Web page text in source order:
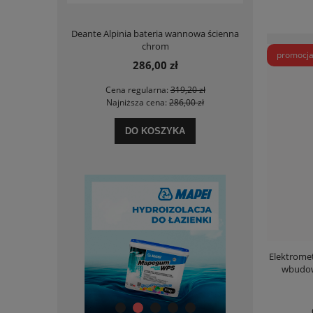
Deante Alpinia bateria wannowa ścienna
chrom
286,00 zł
Cena regularna:319,20 zł
Najniższa cena: 286,00 zł
DO KOSZYKA
Deante Silia
promocja